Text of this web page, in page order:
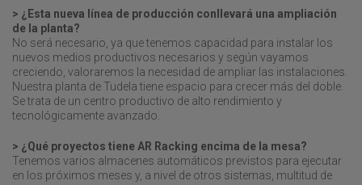
> ¿Esta nueva línea de producción conllevará una ampliación
de la planta?
No será necesario, ya que tenemos capacidad para instalar los
nuevos medios productivos necesarios y según vayamos
creciendo, valoraremos la necesidad de ampliar las instalaciones.
Nuestra planta de Tudela tiene espacio para crecer más del doble.
Se trata de un centro productivo de alto rendimiento y
tecnológicamente avanzado.
> ¿Qué proyectos tiene AR Racking encima de la mesa?
Tenemos varios almacenes automáticos previstos para ejecutar
en los próximos meses y, a nivel de otros sistemas, multitud de